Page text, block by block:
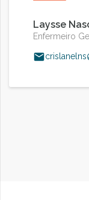
Laysse
Enfermeiro